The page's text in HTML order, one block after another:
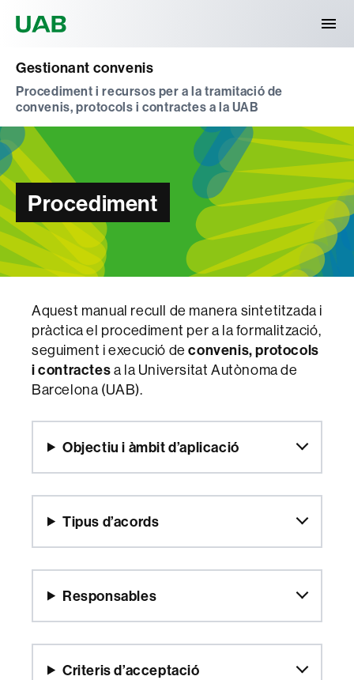
Gestionant convenis
Procediment i recursos per a la tramitació de
convenis, protocols i contractes a la UAB
Procediment
Aquest manual recull de manera sintetitzada i
pràctica el procediment per a la formalització,
seguiment i execució deconvenis, protocols
i contractesa la Universitat Autònoma de
Barcelona (UAB).
Objectiu i àmbit d’aplicació
Tipus d’acords
Responsables
Criteris d’acceptació